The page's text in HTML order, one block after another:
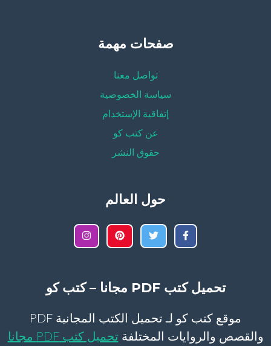
صفحات مهمة
تواصل معنا
سياسة الخصوصية
إتفاقية الإستخدام
عن كتب كو
حقوق النشر
حول العالم
تحميل كتب PDF مجانا – كتب كو
موقع كتب كو لـ تحميل الكتب المجانية PDF
والقصص والروايات المختلفة
تحميل كتب PDF مجانا